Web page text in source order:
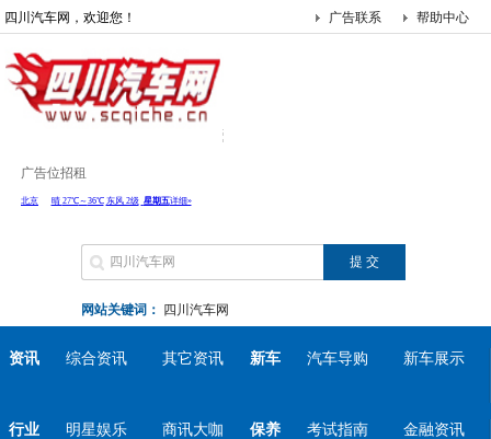
四川汽车网，欢迎您！ 帮助中心
广告联系
广告位招租
网站关键词： 四川汽车网
资讯 综合资讯 其它资讯 新车 汽车导购 新车展示
行业 明星娱乐 商讯大咖 保养 考试指南 金融资讯